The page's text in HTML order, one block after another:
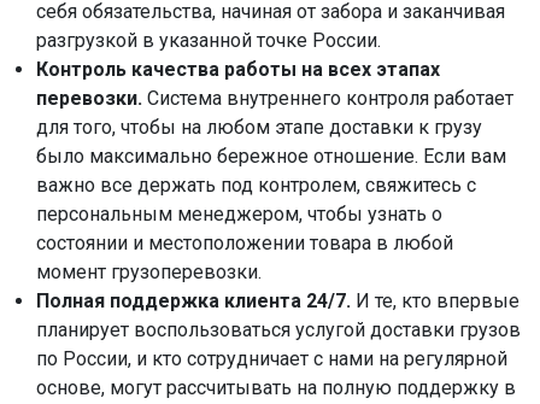
себя обязательства, начиная от забора и заканчивая
разгрузкой в указанной точке России.
Контроль качества работы на всех этапах
перевозки. Система внутреннего контроля работает
для того, чтобы на любом этапе доставки к грузу
было максимально бережное отношение. Если вам
важно все держать под контролем, свяжитесь с
персональным менеджером, чтобы узнать о
состоянии и местоположении товара в любой
момент грузоперевозки.
Полная поддержка клиента 24/7. И те, кто впервые
планирует воспользоваться услугой доставки грузов
по России, и кто сотрудничает с нами на регулярной
основе, могут рассчитывать на полную поддержку в